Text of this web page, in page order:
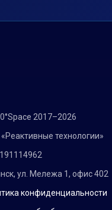
2017–2026
технологии»
ул. Мележа 1, офис 402
конфиденциальности